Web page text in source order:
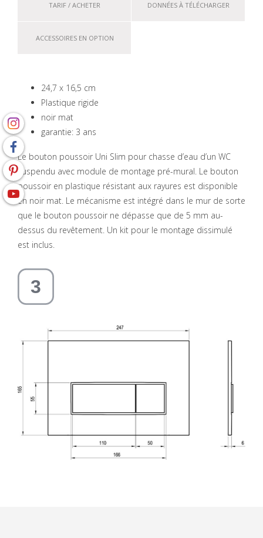
TARIF / ACHETER DONNÉES À TÉLÉCHARGER
ACCESSOIRES EN OPTION
24,7 x 16,5 cm
Plastique rigide
noir mat
garantie: 3 ans
Le bouton poussoir Uni Slim pour chasse d’eau d’un WC
suspendu avec module de montage pré-mural. Le bouton
poussoir en plastique résistant aux rayures est disponible
en noir mat. Le mécanisme est intégré dans le mur de sorte
que le bouton poussoir ne dépasse que de 5 mm au-
dessus du revêtement. Un kit pour le montage dissimulé
est inclus.